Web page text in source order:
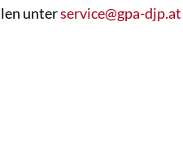
unterservice@gpa-djp.at